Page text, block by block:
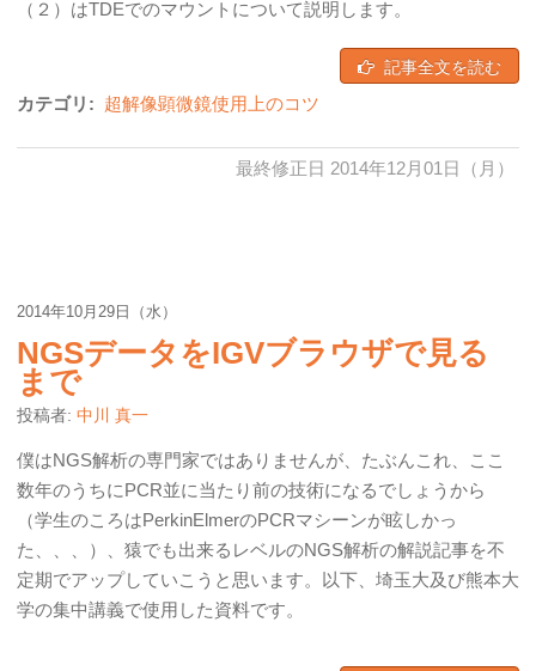
（２）はTDEでのマウントについて説明します。
記事全文を読む
カテゴリ: 超解像顕微鏡使用上のコツ
最終修正日 2014年12月01日（月）
2014年10月29日（水）
NGSデータをIGVブラウザで見る
まで
投稿者: 中川 真一
僕はNGS解析の専門家ではありませんが、たぶんこれ、ここ
数年のうちにPCR並に当たり前の技術になるでしょうから
（学生のころはPerkinElmerのPCRマシーンが眩しかっ
た、、、）、猿でも出来るレベルのNGS解析の解説記事を不
定期でアップしていこうと思います。以下、埼玉大及び熊本大
学の集中講義で使用した資料です。